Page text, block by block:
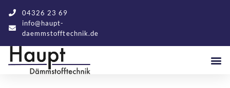
04326 23 69
info@haupt-
daemmstofftechnik.de